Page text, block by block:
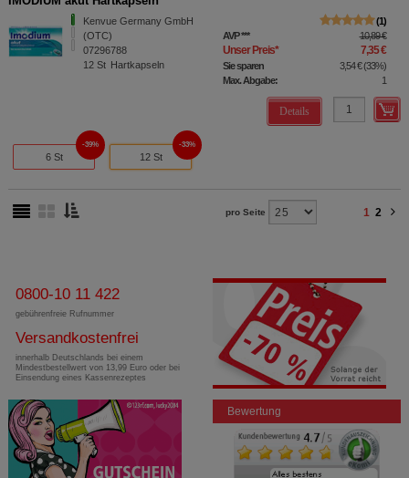
Kenvue Germany GmbH
(OTC)
07296788
12 St Hartkapseln
1
AVP*** 10,89 €
Unser Preis* 7,35 €
Sie sparen 3,54 €(33%)
Max. Abgabe:
1
Details
6 St
39%
12 St
33%
pro Seite 1 2
0800-10 11 422
gebührenfreie Rufnummer
Versandkostenfrei
innerhalb Deutschlands bei einem
Mindestbestellwert von 13,99 Euro oder bei
Einsendung eines Kassenrezeptes
Bewertung